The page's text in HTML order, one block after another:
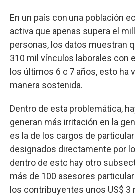
En un país con una población
activa que apenas supera el
personas, los datos muestran
310 mil vínculos laborales con
los últimos 6 o 7 años, esto ha
manera sostenida.
Dentro de esta problemática,
generan más irritación en la
es la de los cargos de
designados directamente por
dentro de esto hay otro
más de 100 asesores
los contribuyentes unos US$ 3